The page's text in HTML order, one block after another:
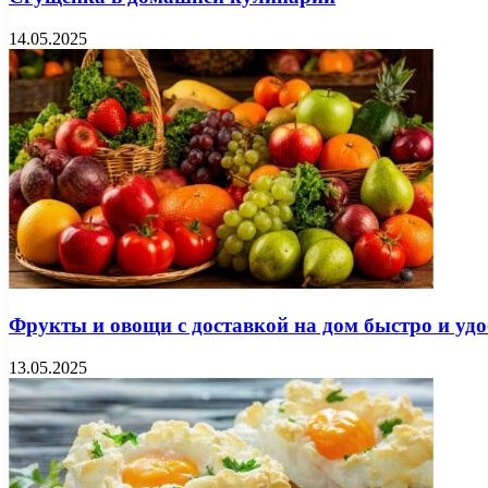
14.05.2025
Фрукты и овощи с доставкой на дом быстро и
13.05.2025